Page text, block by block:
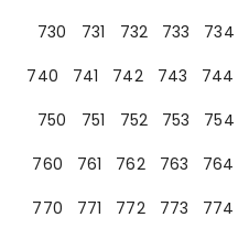
730
731 732 733 734
740
741 742 743 744
750
751 752 753 754
760
761 762 763 764
770
771 772 773 774